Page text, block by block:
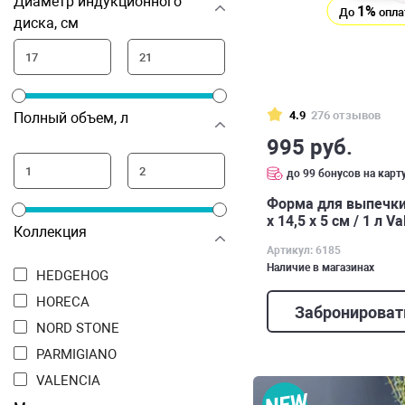
диска, см
Полный объем, л
Коллекция
HEDGEHOG
HORECA
NORD STONE
PARMIGIANO
VALENCIA
До 1%
4.9 276 отзывов
995 руб.
до 99 бонусов на
Форма для
х 14,5 х 5 см / 1 л
Артикул: 6185
Наличие в магазинах